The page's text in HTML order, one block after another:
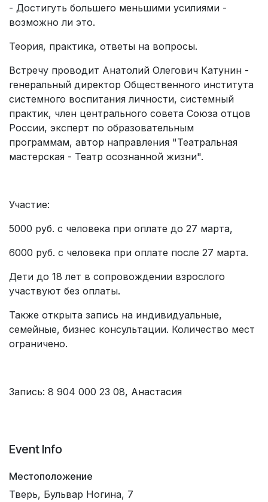
- Достигуть большего меньшими усилиями -
возможно ли это.
Теория, практика, ответы на вопросы.
Встречу проводит Анатолий Олегович Катунин -
генеральный директор Общественного института
системного воспитания личности, системный
практик, член центрального совета Союза отцов
России, эксперт по образовательным
программам, автор направления "Театральная
мастерская - Театр осознанной жизни".
Участие:
5000 руб. с человека при оплате до 27 марта,
6000 руб. с человека при оплате после 27 марта.
Дети до 18 лет в сопровождении взрослого
участвуют без оплаты.
Также открыта запись на индивидуальные,
семейные, бизнес консультации. Количество мест
ограничено.
Запись: 8 904 000 23 08, Анастасия
Event Info
Местоположение
Тверь, Бульвар Ногина, 7